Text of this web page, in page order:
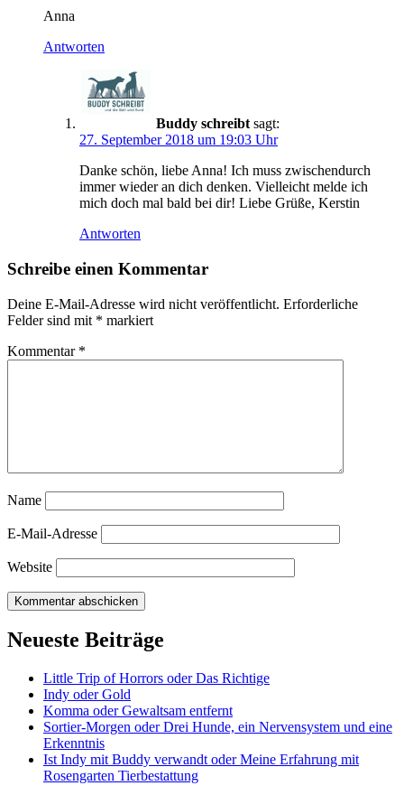
Anna
Antworten
Buddy schreibt sagt:
27. September 2018 um 19:03 Uhr
Danke schön, liebe Anna! Ich muss zwischendurch
immer wieder an dich denken. Vielleicht melde ich
mich doch mal bald bei dir! Liebe Grüße, Kerstin
Antworten
Schreibe einen Kommentar
Deine E-Mail-Adresse wird nicht veröffentlicht. Erforderliche
Felder sind mit * markiert
Kommentar *
Name
E-Mail-Adresse
Website
Neueste Beiträge
Little Trip of Horrors oder Das Richtige
Indy oder Gold
Komma oder Gewaltsam entfernt
Sortier-Morgen oder Drei Hunde, ein Nervensystem und eine
Erkenntnis
Ist Indy mit Buddy verwandt oder Meine Erfahrung mit
Rosengarten Tierbestattung